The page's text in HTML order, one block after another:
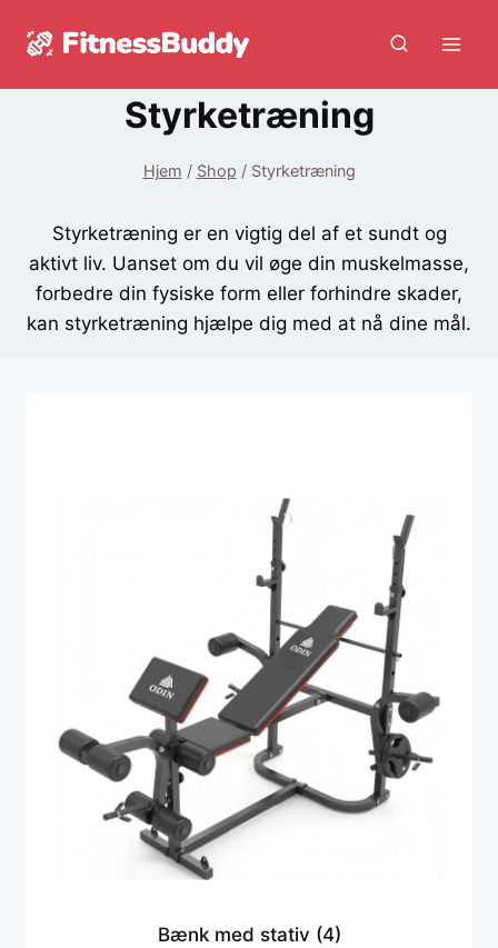
Styrketræning
Hjem / Shop / Styrketræning
Styrketræning er en vigtig del af et sundt og
aktivt liv. Uanset om du vil øge din muskelmasse,
forbedre din fysiske form eller forhindre skader,
kan styrketræning hjælpe dig med at nå dine mål.
Bænk med stativ (4)